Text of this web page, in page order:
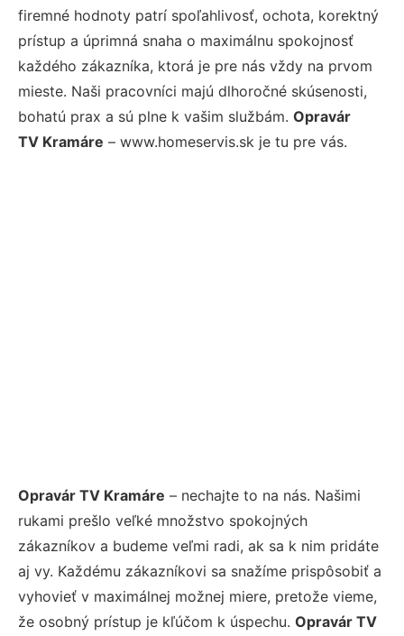
firemné hodnoty patrí spoľahlivosť, ochota, korektný
prístup a úprimná snaha o maximálnu spokojnosť
každého zákazníka, ktorá je pre nás vždy na prvom
mieste. Naši pracovníci majú dlhoročné skúsenosti,
bohatú prax a sú plne k vašim službám. Opravár
TV Kramáre – www.homeservis.sk je tu pre vás.
Opravár TV Kramáre – nechajte to na nás. Našimi
rukami prešlo veľké množstvo spokojných
zákazníkov a budeme veľmi radi, ak sa k nim pridáte
aj vy. Každému zákazníkovi sa snažíme prispôsobiť a
vyhovieť v maximálnej možnej miere, pretože vieme,
že osobný prístup je kľúčom k úspechu. Opravár TV